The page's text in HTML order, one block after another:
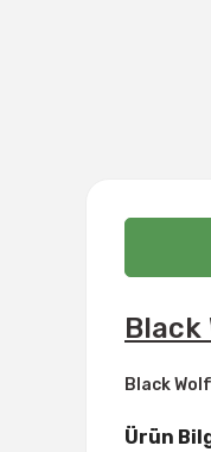
Black
Black
Ürün